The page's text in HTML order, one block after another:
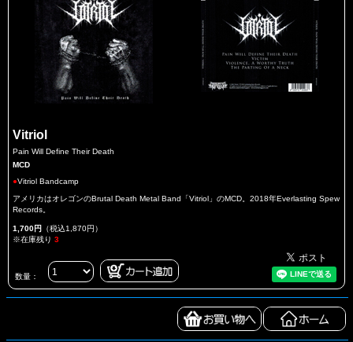
Vitriol
Pain Will Define Their Death
MCD
●Vitriol Bandcamp
アメリカはオレゴンのBrutal Death Metal Band「Vitriol」のMCD。2018年Everlasting Spew
Records。
1,700円 （税込1,870円）
※在庫残り 3
数量：